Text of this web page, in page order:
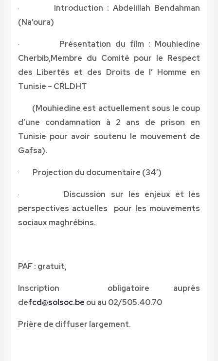
· Introduction : Abdelillah Bendahman
(Na’oura)
· Présentation du film : Mouhiedine
Cherbib,Membre du Comité pour le Respect
des Libertés et des Droits de l’ Homme en
Tunisie – CRLDHT
(Mouhiedine est actuellement sous le coup
d’une condamnation à 2 ans de prison en
Tunisie pour avoir soutenu le mouvement de
Gafsa).
· Projection du documentaire (34’)
· Discussion sur les enjeux et les
perspectives actuelles pour les mouvements
sociaux maghrébins.
PAF : gratuit,
Inscription obligatoire auprès
defcd@solsoc.be ou au 02/505.40.70
Prière de diffuser largement.